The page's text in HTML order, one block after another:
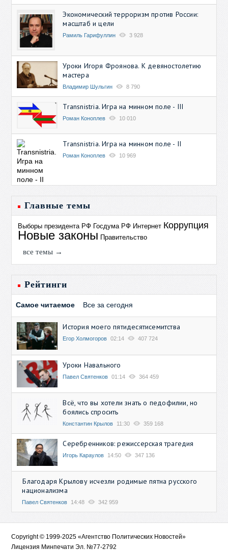
Экономический терроризм против России:
масштаб и цели
Рамиль Гарифуллин 3 928
Уроки Игоря Фроянова. К девяностолетию
мастера
Владимир Шульгин 8 790
Transnistria. Игра на минном поле - III
Роман Коноплев 10 010
Transnistria. Игра на минном поле - II
Роман Коноплев 10 969
Главные темы
Выборы президента РФ Госдума РФ Интернет Коррупция
Новые законы Правительство
все темы →
Рейтинги
Самое читаемое Все за сегодня
История моего пятидесятисемитства
Егор Холмогоров 02:14 407 724
Уроки Навального
Павел Святенков 01:14 364 459
Всё, что вы хотели знать о педофилии, но
боялись спросить
Константин Крылов 11:30 359 168
Серебренников: режиссерская трагедия
Игорь Караулов 14:50 347 136
Благодаря Крылову исчезли родимые пятна русского
национализма
Павел Святенков 14:48 342 959
Copyright © 1999-2025 «Агентство Политических Новостей»
Лицензия Минпечати Эл. №77-2792